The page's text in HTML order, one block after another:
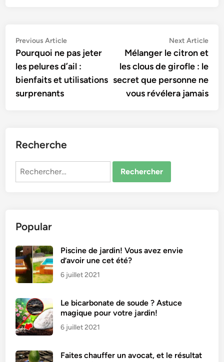
Navigation
de
l’article
Previous ArticlePrevious
article:
Pourquoi ne pas jeter
les pelures d’ail :
bienfaits et utilisations
surprenants
Next Article
Mélanger le citron et
les clous de girofle : le
secret que personne ne
vous révélera jamais
Recherche
Rechercher :
Popular
Piscine de jardin! Vous avez envie
d’avoir une cet été?
6 juillet 2021
Le bicarbonate de soude ? Astuce
magique pour votre jardin!
6 juillet 2021
Faites chauffer un avocat, et le résultat